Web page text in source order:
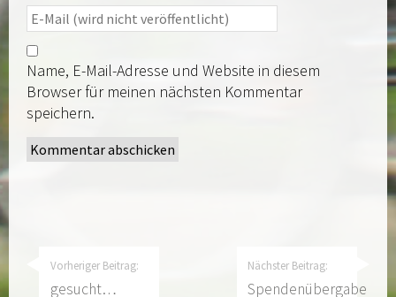
Name, E-Mail-Adresse und Website in diesem
Browser für meinen nächsten Kommentar
speichern.
Vorheriger Beitrag:
gesucht…
Nächster Beitrag:
Spendenübergabe